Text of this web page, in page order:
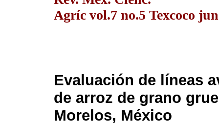
Agríc vol.7 no.5 Texcoco
Evaluación de líneas
de arroz de grano
Morelos, México